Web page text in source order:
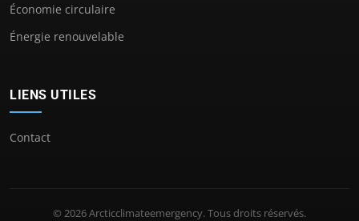
Économie circulaire
Énergie renouvelable
LIENS UTILES
Contact
© 2026 Arcticclimateemergency. Tous droits réservés.